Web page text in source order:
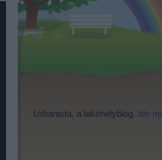
Urbanista, a lakóhelyblog. Ide